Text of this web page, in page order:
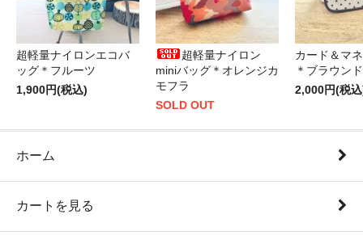
超軽量ナイロンエコバ
ッグ＊フルーツ
1,900円(税込)
超軽量ナイロン
miniバッグ＊オレンジカ
モフラ
SOLD OUT
カード＆マ
＊ブラウン
2,000円(税
ホーム
カートを見る